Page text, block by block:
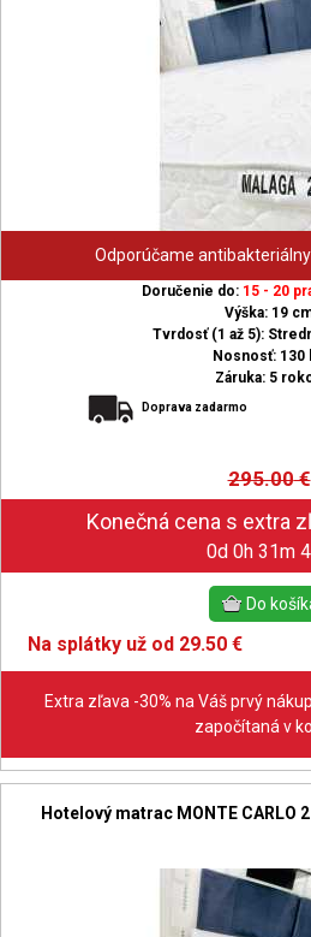
Odporúčame antibakteriálny
Doručenie do: 15 - 20
Výška: 19
Tvrdosť (1 až 5):
Nosnosť: 130
Záruka: 5
Doprava zadarmo
295.00€
0d 0h 31m
Na splátky už od 29.50 €
Extra zľava -30% na Váš prvý
započítaná v
Hotelový matrac MONTE CARLO